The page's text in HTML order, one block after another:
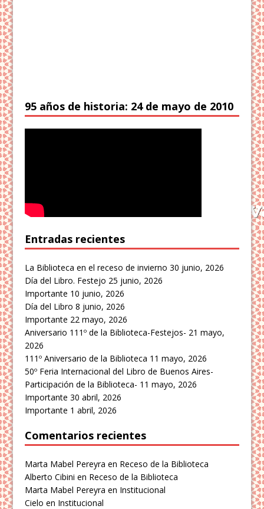
95 años de historia: 24 de mayo de 2010
Entradas recientes
La Biblioteca en el receso de invierno 30 junio, 2026
Día del Libro. Festejo 25 junio, 2026
Importante 10 junio, 2026
Día del Libro 8 junio, 2026
Importante 22 mayo, 2026
Aniversario 111º de la Biblioteca-Festejos- 21 mayo,
2026
111º Aniversario de la Biblioteca 11 mayo, 2026
50º Feria Internacional del Libro de Buenos Aires-
Participación de la Biblioteca- 11 mayo, 2026
Importante 30 abril, 2026
Importante 1 abril, 2026
Comentarios recientes
Marta Mabel Pereyra en Receso de la Biblioteca
Alberto Cibini en Receso de la Biblioteca
Marta Mabel Pereyra en Institucional
Cielo en Institucional